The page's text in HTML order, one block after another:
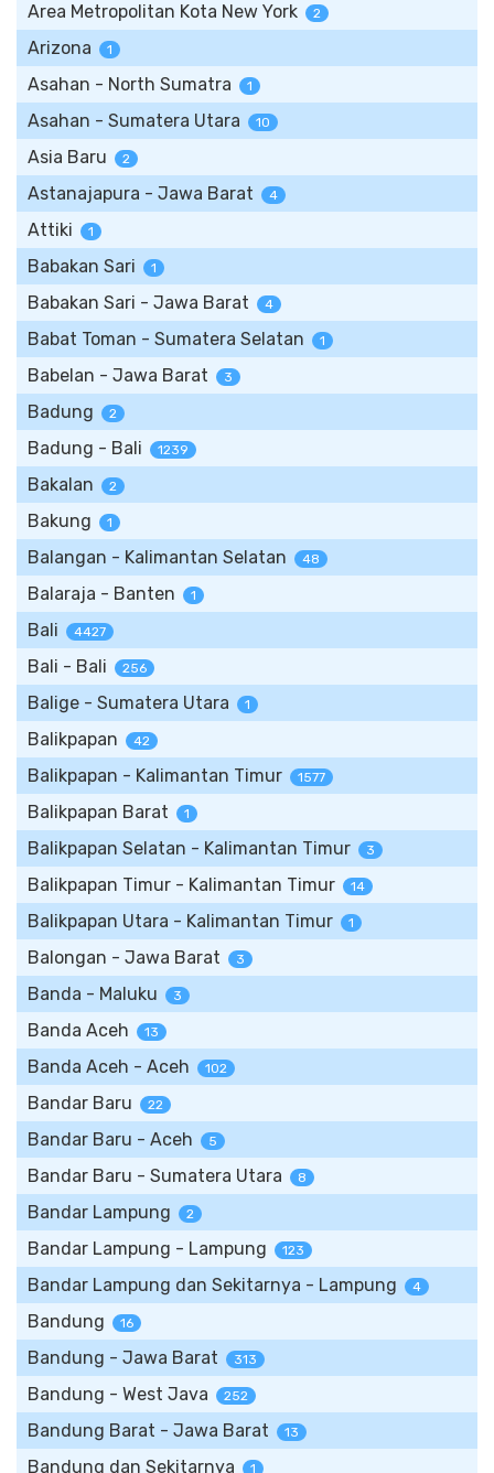
Area Metropolitan Kota New York 2
Arizona 1
Asahan - North Sumatra 1
Asahan - Sumatera Utara 10
Asia Baru 2
Astanajapura - Jawa Barat 4
Attiki 1
Babakan Sari 1
Babakan Sari - Jawa Barat 4
Babat Toman - Sumatera Selatan 1
Babelan - Jawa Barat 3
Badung 2
Badung - Bali 1239
Bakalan 2
Bakung 1
Balangan - Kalimantan Selatan 48
Balaraja - Banten 1
Bali 4427
Bali - Bali 256
Balige - Sumatera Utara 1
Balikpapan 42
Balikpapan - Kalimantan Timur 1577
Balikpapan Barat 1
Balikpapan Selatan - Kalimantan Timur 3
Balikpapan Timur - Kalimantan Timur 14
Balikpapan Utara - Kalimantan Timur 1
Balongan - Jawa Barat 3
Banda - Maluku 3
Banda Aceh 13
Banda Aceh - Aceh 102
Bandar Baru 22
Bandar Baru - Aceh 5
Bandar Baru - Sumatera Utara 8
Bandar Lampung 2
Bandar Lampung - Lampung 123
Bandar Lampung dan Sekitarnya - Lampung 4
Bandung 16
Bandung - Jawa Barat 313
Bandung - West Java 252
Bandung Barat - Jawa Barat 13
Bandung dan Sekitarnya 1